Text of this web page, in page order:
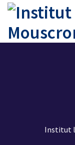
Institut